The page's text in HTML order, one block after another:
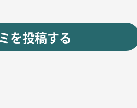
を投稿する